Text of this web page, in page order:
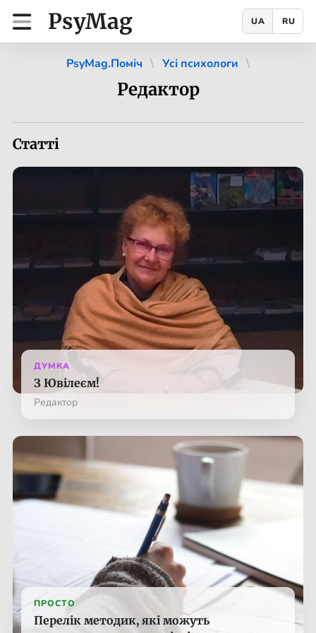
PsyMag UA RU
PsyMag.Поміч Усі психологи
Редактор
Статті
ДУМКА
З Ювілеєм!
Редактор
ПРОСТО
Перелік методик, які можуть